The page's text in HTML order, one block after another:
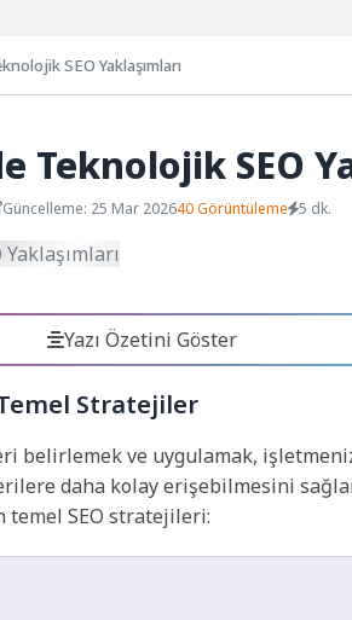
SEO Yaklaşımları
Teknolojik SEO
Güncelleme: 25 Mar 202640 Görüntüleme 5 dk.
Yazı Özetini Göster
Stratejiler
belirlemek ve uygulamak,
daha kolay erişebilmesini
SEO stratejileri: